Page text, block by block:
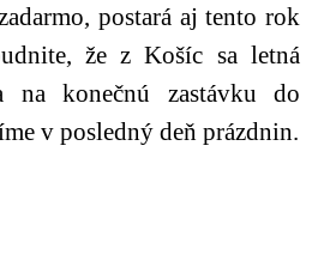
postará aj tento rok
že z Košíc sa letná
na konečnú zastávku do
v posledný deň prázdnin.